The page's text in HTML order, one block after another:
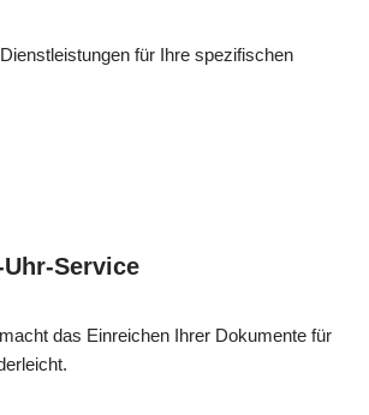
für Ihre spezifischen
Service
das Einreichen Ihrer Dokumente für